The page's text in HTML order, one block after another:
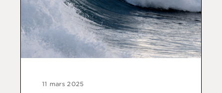
11 mars 2025